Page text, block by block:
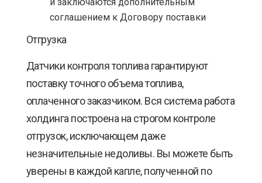
соглашением к Договору поставки
Отгрузка
Датчики контроля топлива гарантируют
поставку точного объема топлива,
оплаченного заказчиком. Вся система работа
холдинга построена на строгом контроле
отгрузок, исключающем даже
незначительные недоливы. Вы можете быть
уверены в каждой капле, полученной по